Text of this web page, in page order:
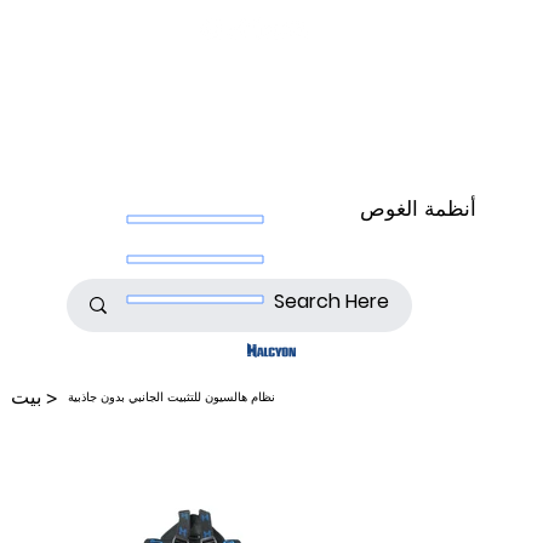
أنظمة الغوص
بيت > نظام هالسيون للتثبيت الجانبي بدون جاذبية